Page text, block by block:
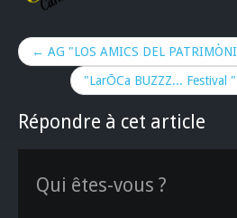
← AG "LOS AMICS DEL
"LarŌCa BUZZZ... Festival
Répondre à cet article
Qui êtes-vous ?